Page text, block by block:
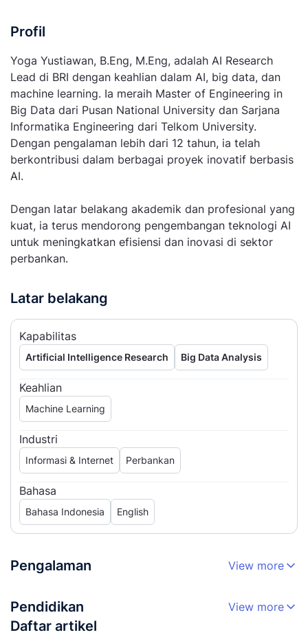
Profil
Yoga Yustiawan, B.Eng, M.Eng, adalah AI Research
Lead di BRI dengan keahlian dalam AI, big data, dan
machine learning. Ia meraih Master of Engineering in
Big Data dari Pusan National University dan Sarjana
Informatika Engineering dari Telkom University.
Dengan pengalaman lebih dari 12 tahun, ia telah
berkontribusi dalam berbagai proyek inovatif berbasis
AI.
Dengan latar belakang akademik dan profesional yang
kuat, ia terus mendorong pengembangan teknologi AI
untuk meningkatkan efisiensi dan inovasi di sektor
perbankan.
Latar belakang
Kapabilitas
Artificial Intelligence Research Big Data Analysis
Keahlian
Machine Learning
Industri
Informasi & Internet Perbankan
Bahasa
Bahasa Indonesia English
Pengalaman View more
Pendidikan View more
Daftar artikel